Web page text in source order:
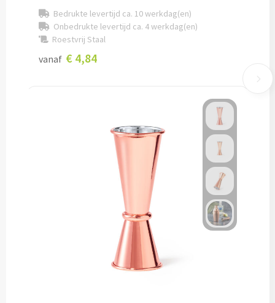
Lunchboxen bedrukken
Lunchbekers bedrukken
Snoeppotten bedrukken
Bedrukte levertijd ca. 10 werkdag(en)
Onbedrukte levertijd ca. 4 werkdag(en)
Roestvrij Staal
vanaf € 4,84